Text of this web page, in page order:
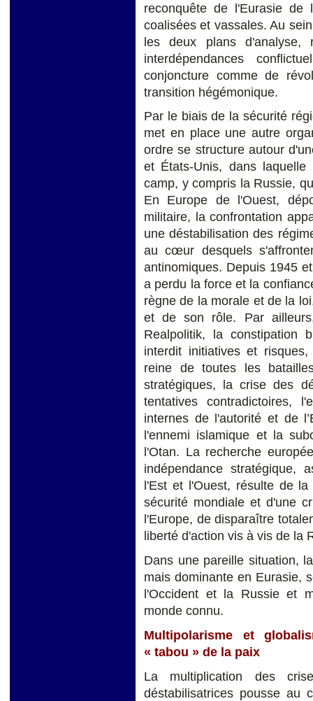
reconquête de l'Eurasie
coalisées et vassales. Au
les deux plans d'analyse,
interdépendances
conjoncture comme de
transition hégémonique.
Par le biais de la sécurité
met en place une autre
ordre se structure autour
et États-Unis, dans
camp, y compris la Russie,
En Europe de l'Ouest,
militaire, la confrontation
une déstabilisation des
au cœur desquels
antinomiques. Depuis 1945
a perdu la force et la
règne de la morale et de la
et de son rôle. Par
Realpolitik, la constipation
interdit initiatives et
reine de toutes les
stratégiques, la crise des
tentatives contradictoires,
internes de l'autorité et de
l'ennemi islamique et la
l'Otan. La recherche
indépendance stratégique,
l'Est et l'Ouest, résulte de
sécurité mondiale et d'une
l'Europe, de disparaître
liberté d'action vis à vis de la
Dans une pareille situation,
mais dominante en Eurasie,
l'Occident et la Russie et
monde connu.
Multipolarisme et
« tabou » de la paix
La multiplication des
déstabilisatrices pousse au